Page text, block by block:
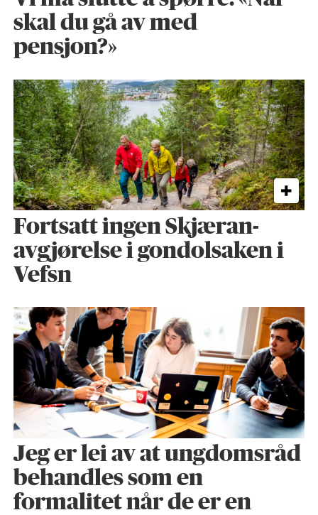
skal du gå av med
pensjon?»
Fortsatt ingen Skjæran-
avgjørelse i gondolsaken i
Vefsn
Jeg er lei av at ungdomsråd
behandles som en
formalitet når de er en